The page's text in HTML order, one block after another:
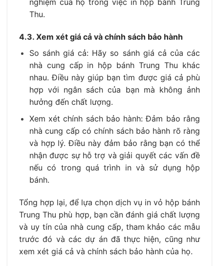
Thu.
4.3. Xem xét giá cả và chính sách bảo hành
So sánh giá cả: Hãy so sánh giá cả của các
nhà cung cấp in hộp bánh Trung Thu khác
nhau. Điều này giúp bạn tìm được giá cả phù
hợp với ngân sách của bạn mà không ảnh
hưởng đến chất lượng.
Xem xét chính sách bảo hành: Đảm bảo rằng
nhà cung cấp có chính sách bảo hành rõ ràng
và hợp lý. Điều này đảm bảo rằng bạn có thể
nhận được sự hỗ trợ và giải quyết các vấn đề
nếu có trong quá trình in và sử dụng hộp
bánh.
Tổng hợp lại, để lựa chọn dịch vụ in vỏ hộp bánh
Trung Thu phù hợp, bạn cần đánh giá chất lượng
và uy tín của nhà cung cấp, tham khảo các mẫu
trước đó và các dự án đã thực hiện, cũng như
xem xét giá cả và chính sách bảo hành của họ.